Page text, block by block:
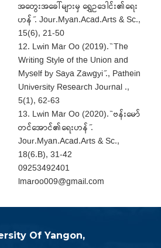
အတွေးအခေါ်များမှ ရွှေဥဒေါင်း၏ရေး
ဟန် ̋. Jour.Myan.Acad.Arts & Sc.,
15(6), 21-50
12. Lwin Mar Oo (2019). ̏ The
Writing Style of the Union and
Myself by Saya Zawgyi ̋., Pathein
University Research Journal .,
5(1), 62-63
13. Lwin Mar Oo (2020). ̏ ဗန်းမော်
တင်အောင်၏ရေးဟန် ̋.
Jour.Myan.Acad.Arts & Sc.,
18(6.B), 31-42
09253492401
lmaroo009@gmail.com
Of Yangon,